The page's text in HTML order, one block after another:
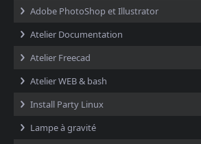
Adobe PhotoShop et Illustrator
Atelier Documentation
Atelier Freecad
Atelier WEB & bash
Install Party Linux
Lampe à gravité